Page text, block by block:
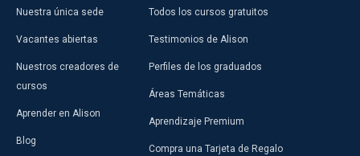
Nuestra única sede
Vacantes abiertas
Nuestros creadores de
cursos
Aprender en Alison
Blog
Todos los cursos gratuitos
Testimonios de Alison
Perfiles de los graduados
Áreas Temáticas
Aprendizaje Premium
Compra una Tarjeta de Regalo